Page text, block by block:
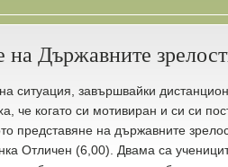
на Държавните
ситуация, завършвайки
че когато си мотивиран и си си
представяне на държавните
Отличен (6,00). Двама са